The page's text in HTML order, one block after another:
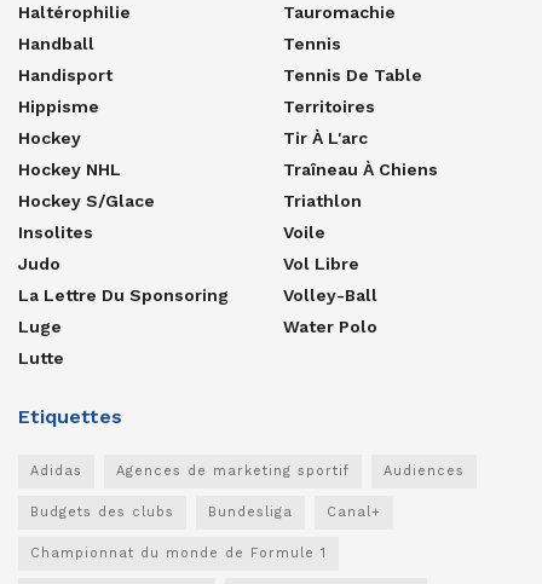
Haltérophilie
Handball
Handisport
Hippisme
Hockey
Hockey NHL
Hockey S/glace
Insolites
Judo
La Lettre Du Sponsoring
Luge
Lutte
Tauromachie
Tennis
Tennis De Table
Territoires
Tir À L'arc
Traîneau À Chiens
Triathlon
Voile
Vol Libre
Volley-Ball
Water Polo
Etiquettes
Adidas Agences de marketing sportif Audiences
Budgets des clubs Bundesliga Canal+
Championnat du monde de Formule 1